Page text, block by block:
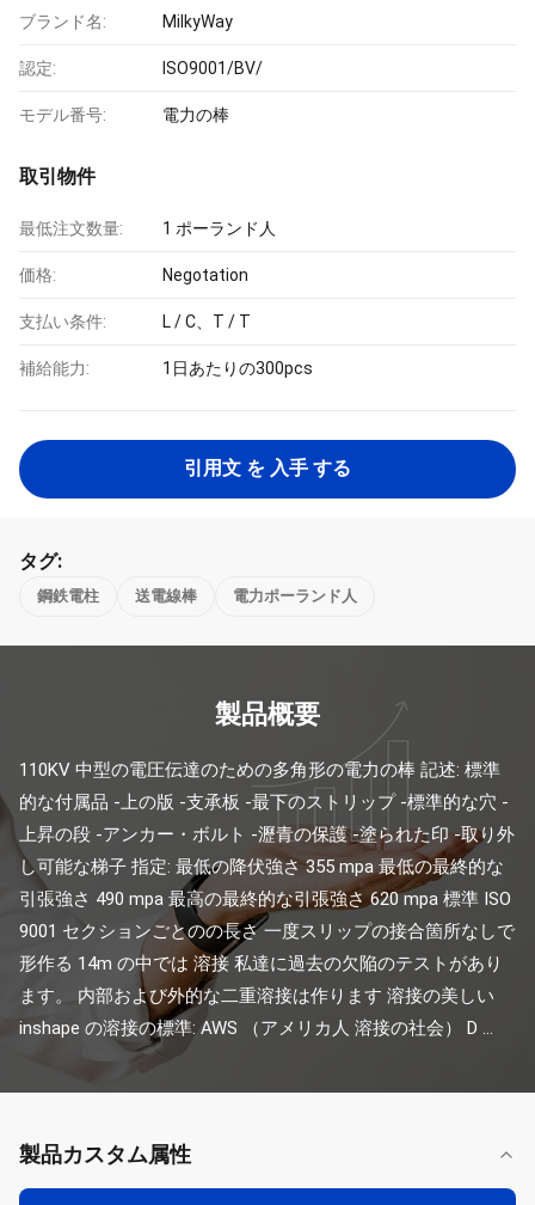
ブランド名: MilkyWay
認定: ISO9001/BV/
モデル番号: 電力の棒
取引物件
最低注文数量: 1 ポーランド人
価格: Negotation
支払い条件: L / C、T / T
補給能力: 1日あたりの300pcs
引用文 を 入手 する
タグ:
鋼鉄電柱 送電線棒 電力ポーランド人
製品概要
110KV 中型の電圧伝達のための多角形の電力の棒 記述: 標準
的な付属品 -上の版 -支承板 -最下のストリップ -標準的な穴 -
上昇の段 -アンカー・ボルト -瀝青の保護 -塗られた印 -取り外
し可能な梯子 指定: 最低の降伏強さ 355 mpa 最低の最終的な
引張強さ 490 mpa 最高の最終的な引張強さ 620 mpa 標準 ISO
9001 セクションごとのの長さ 一度スリップの接合箇所なしで
形作る 14m の中では 溶接 私達に過去の欠陥のテストがあり
ます。 内部および外的な二重溶接は作ります 溶接の美しい
inshape の溶接の標準: AWS （アメリカ人 溶接の社会） D ...
製品カスタム属性